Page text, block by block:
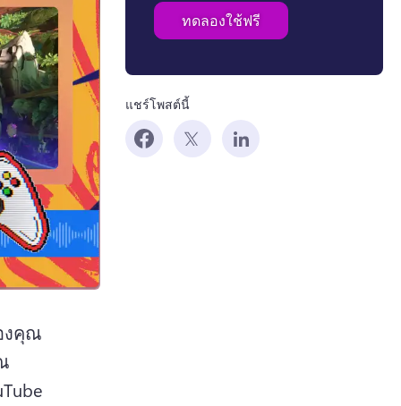
งคุณ
ทดลองใช้ฟรี
แชร์โพสต์นี้